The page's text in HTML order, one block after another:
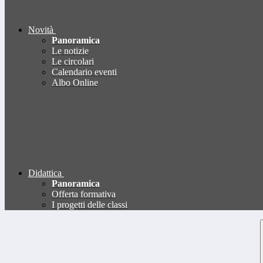
Novità
Panoramica
Le notizie
Le circolari
Calendario eventi
Albo Online
Didattica
Panoramica
Offerta formativa
I progetti delle classi